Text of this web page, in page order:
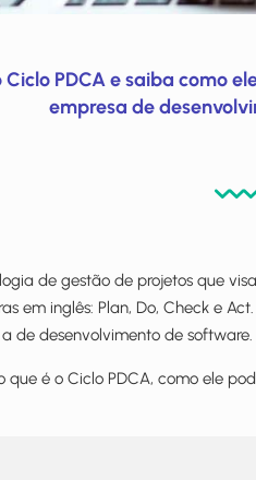
Ciclo PDCA e saiba como
empresa de
de gestão de projetos que
em inglês: Plan, Do, Check e
de desenvolvimento de software.
é o Ciclo PDCA, como ele